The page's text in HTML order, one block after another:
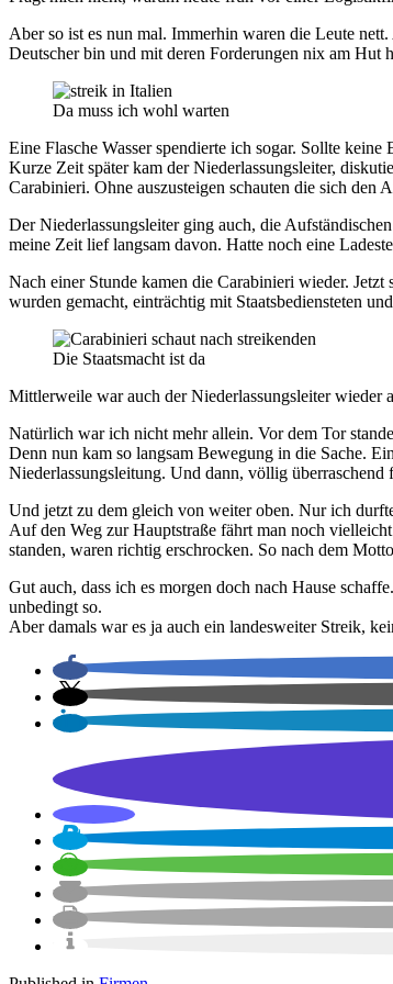
Aber so ist es nun mal. Immerhin waren die Leute
Deutscher bin und mit deren Forderungen nix am Hut
Da muss ich wohl warten
Eine Flasche Wasser spendierte ich sogar. Sollte
Kurze Zeit später kam der Niederlassungsleiter,
Carabinieri. Ohne auszusteigen schauten die sich den
Der Niederlassungsleiter ging auch, die
meine Zeit lief langsam davon. Hatte noch eine
Nach einer Stunde kamen die Carabinieri wieder.
wurden gemacht, einträchtig mit Staatsbediensteten
Die Staatsmacht ist da
Mittlerweile war auch der Niederlassungsleiter wieder
Natürlich war ich nicht mehr allein. Vor dem Tor
Denn nun kam so langsam Bewegung in die Sache.
Niederlassungsleitung. Und dann, völlig
Und jetzt zu dem gleich von weiter oben. Nur ich
Auf den Weg zur Hauptstraße fährt man noch
standen, waren richtig erschrocken. So nach dem
Gut auch, dass ich es morgen doch nach Hause
unbedingt so.
Aber damals war es ja auch ein landesweiter Streik,